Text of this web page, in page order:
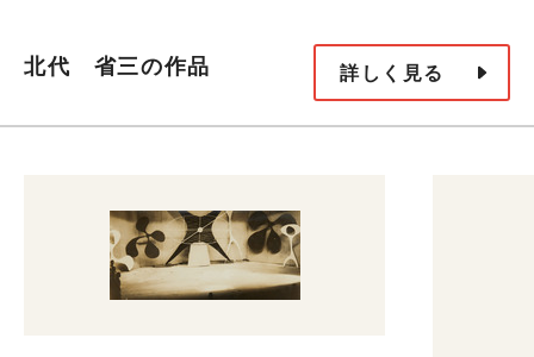
北代 省三の作品 詳しく見る